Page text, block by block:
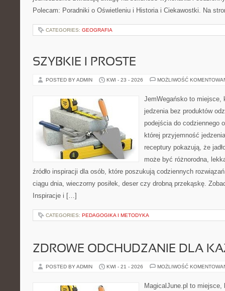
Polecam: Poradniki o Oświetleniu i Historia i Ciekawostki. Na
CATEGORIES: GEOGRAFIA
SZYBKIE I PROSTE
POSTED BY ADMIN KWI - 23 - 2026 MOŻLIWOŚĆ
JemWegańsko to miejsce,
jedzenia bez produktów
podejścia do codziennego
której przyjemność
receptury pokazują, że
może być różnorodna,
źródło inspiracji dla osób, które poszukują codziennych
ciągu dnia, wieczorny posiłek, deser czy drobną przekąskę.
Inspiracje i […]
CATEGORIES: PEDAGOGIKA I METODYKA
ZDROWE ODCHUDZANIE DLA
POSTED BY ADMIN KWI - 21 - 2026 MOŻLIWOŚĆ
MagicalJune.pl to miejsce,